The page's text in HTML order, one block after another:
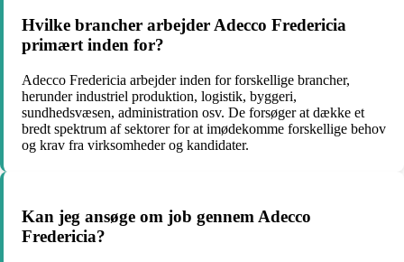
Hvilke brancher arbejder Adecco Fredericia
primært inden for?
Adecco Fredericia arbejder inden for forskellige brancher,
herunder industriel produktion, logistik, byggeri,
sundhedsvæsen, administration osv. De forsøger at dække et
bredt spektrum af sektorer for at imødekomme forskellige behov
og krav fra virksomheder og kandidater.
Kan jeg ansøge om job gennem Adecco
Fredericia?